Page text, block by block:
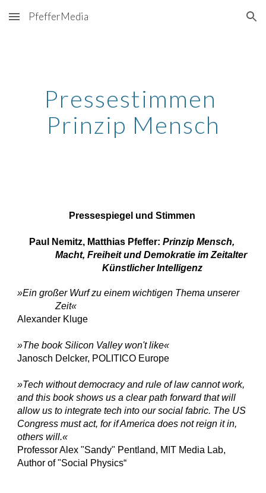
Skip to main content Skip to navigation
PfefferMedia
Pressestimmen
Prinzip Mensch
Pressespiegel und Stimmen
Paul Nemitz, Matthias Pfeffer: Prinzip Mensch,
Macht, Freiheit und Demokratie im Zeitalter
Künstlicher Intelligenz
»Ein großer Wurf zu einem wichtigen Thema unserer
Zeit«
Alexander Kluge
»The book Silicon Valley won't like«
Janosch Delcker, POLITICO Europe
»Tech without democracy and rule of law cannot work,
and this book shows us a clear path forward that will
allow us to integrate tech into our social fabric. The US
Congress must act, for if America does not reign it in,
others will.«
Professor Alex "Sandy" Pentland, MIT Media Lab,
Author of "Social Physics“